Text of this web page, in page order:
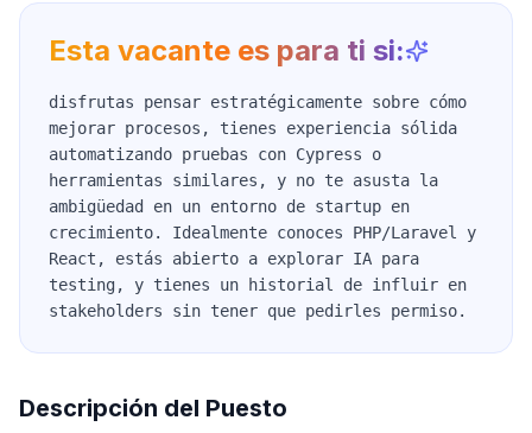
Esta vacante es para ti si:
disfrutas pensar estratégicamente sobre cómo
mejorar procesos, tienes experiencia sólida
automatizando pruebas con Cypress o
herramientas similares, y no te asusta la
ambigüedad en un entorno de startup en
crecimiento. Idealmente conoces PHP/Laravel y
React, estás abierto a explorar IA para
testing, y tienes un historial de influir en
stakeholders sin tener que pedirles permiso.
Descripción del Puesto